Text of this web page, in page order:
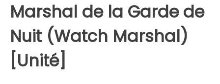
Marshal de la Garde de
Nuit (Watch Marshal)
[Unité]